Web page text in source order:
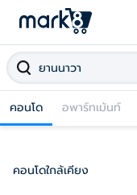
คอนโด อพาร์ทเม้นท์
คอนโดใกล้เคียง